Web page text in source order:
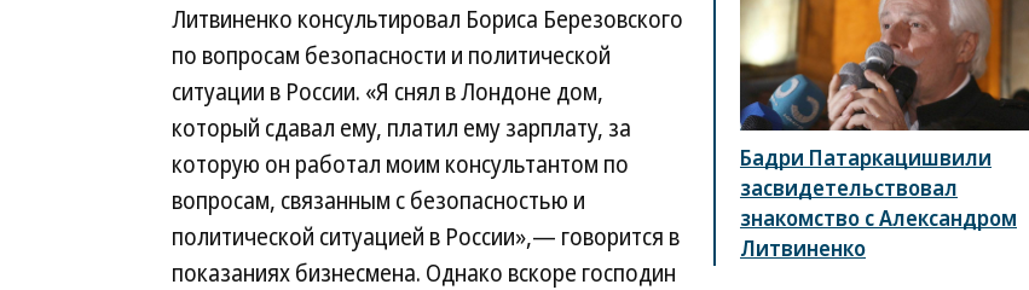
Бадри Патаркацишвили
засвидетельствовал
знакомство с Александром
Литвиненко
Литвиненко консультировал Бориса Березовского
по вопросам безопасности и политической
ситуации в России. «Я снял в Лондоне дом,
который сдавал ему, платил ему зарплату, за
которую он работал моим консультантом по
вопросам, связанным с безопасностью и
политической ситуацией в России»,— говорится в
показаниях бизнесмена. Однако вскоре господин